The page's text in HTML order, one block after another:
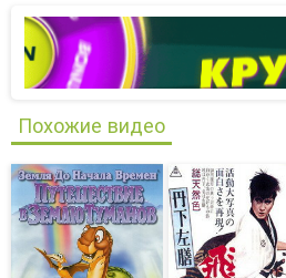
Похожие видео